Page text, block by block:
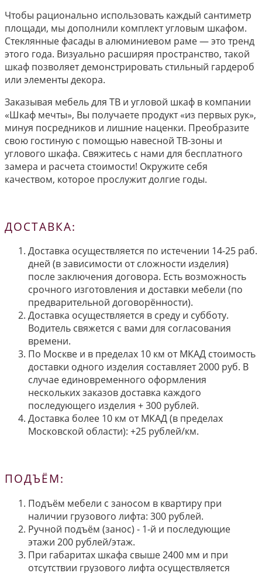
Чтобы рационально использовать каждый сантиметр
площади, мы дополнили комплект угловым шкафом.
Стеклянные фасады в алюминиевом раме — это тренд
этого года. Визуально расширяя пространство, такой
шкаф позволяет демонстрировать стильный гардероб
или элементы декора.
Заказывая мебель для ТВ и угловой шкаф в компании
«Шкаф мечты», Вы получаете продукт «из первых рук»,
минуя посредников и лишние наценки. Преобразите
свою гостиную с помощью навесной ТВ-зоны и
углового шкафа. Свяжитесь с нами для бесплатного
замера и расчета стоимости! Окружите себя
качеством, которое прослужит долгие годы.
ДОСТАВКА:
Доставка осуществляется по истечении 14-25 раб.
дней (в зависимости от сложности изделия)
после заключения договора. Есть возможность
срочного изготовления и доставки мебели (по
предварительной договорённости).
Доставка осуществляется в среду и субботу.
Водитель свяжется с вами для согласования
времени.
По Москве и в пределах 10 км от МКАД стоимость
доставки одного изделия составляет 2000 руб. В
случае единовременного оформления
нескольких заказов доставка каждого
последующего изделия + 300 рублей.
Доставка более 10 км от МКАД (в пределах
Московской области): +25 рублей/км.
ПОДЪЁМ:
Подъём мебели с заносом в квартиру при
наличии грузового лифта: 300 рублей.
Ручной подъём (занос) - 1-й и последующие
этажи 200 рублей/этаж.
При габаритах шкафа свыше 2400 мм и при
отсутствии грузового лифта осуществляется